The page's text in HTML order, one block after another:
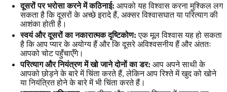
दूसरों पर भरोसा करने में कठिनाई: आपको यह विश्वास करना मुश्किल लग
सकता है कि दूसरों के अच्छे इरादे हैं, अक्सर विश्वासघात या परित्याग की
आशंका होती है।
स्वयं और दूसरों का नकारात्मक दृष्टिकोण: एक मूल विश्वास यह हो सकता
है कि आप प्यार के अयोग्य हैं और कि दूसरे अविश्वसनीय हैं और अंततः
आपको चोट पहुँचाएँगे।
परित्याग और नियंत्रण में खो जाने दोनों का डर: आप अपने साथी के
आपको छोड़ने के बारे में चिंता करते हैं, लेकिन आप रिश्ते में खुद को खोने
या नियंत्रित होने के बारे में भी चिंता करते हैं।